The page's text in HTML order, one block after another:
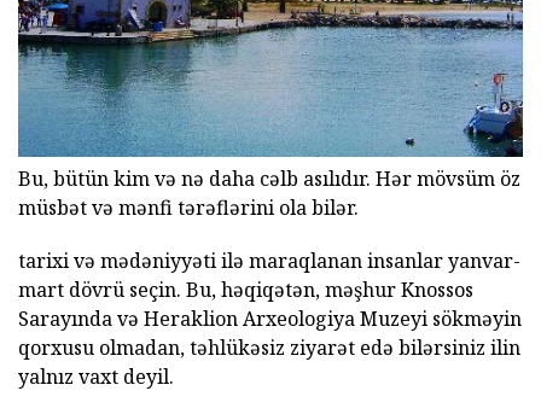
Bu, bütün kim və nə daha cəlb asılıdır. Hər mövsüm öz
müsbət və mənfi tərəflərini ola bilər.
tarixi və mədəniyyəti ilə maraqlanan insanlar yanvar-
mart dövrü seçin. Bu, həqiqətən, məşhur Knossos
Sarayında və Heraklion Arxeologiya Muzeyi sökməyin
qorxusu olmadan, təhlükəsiz ziyarət edə bilərsiniz ilin
yalnız vaxt deyil.